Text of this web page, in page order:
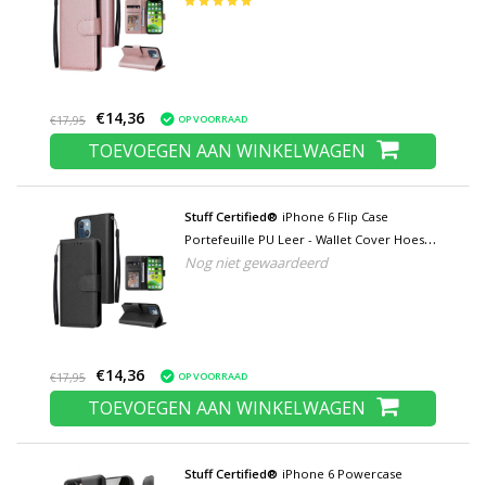
Roze
€17,95 €14,36 OP VOORRAAD
TOEVOEGEN AAN WINKELWAGEN
Stuff Certified® iPhone 6 Flip Case
Portefeuille PU Leer - Wallet Cover Hoesje
Zwart
Nog niet gewaardeerd
€17,95 €14,36 OP VOORRAAD
TOEVOEGEN AAN WINKELWAGEN
Stuff Certified® iPhone 6 Powercase